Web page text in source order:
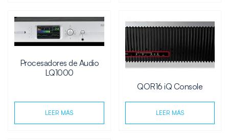
Procesadores de Audio
LQ1000
LEER MÁS
QOR16 iQ Console
LEER MÁS